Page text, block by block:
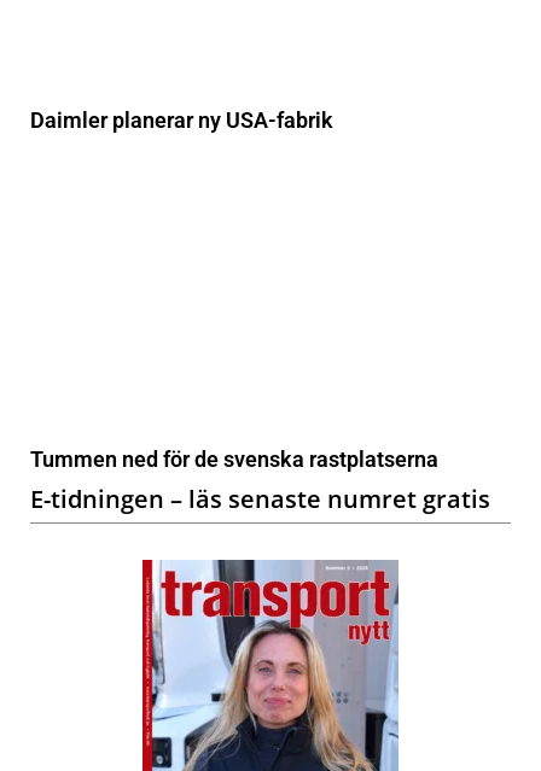
Daimler planerar ny USA-fabrik
Tummen ned för de svenska rastplatserna
E-tidningen – läs senaste numret gratis